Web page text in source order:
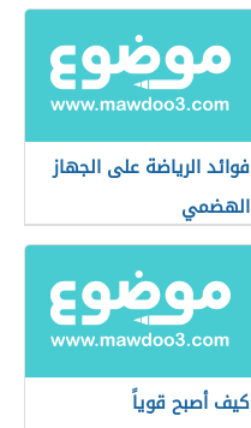
فوائد الرياضة على الجهاز
الهضمي
كيف أصبح قوياً